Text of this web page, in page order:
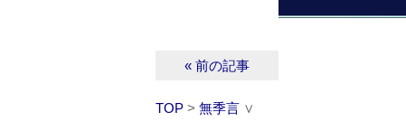
« 前の記事
TOP > 無季言 ∨